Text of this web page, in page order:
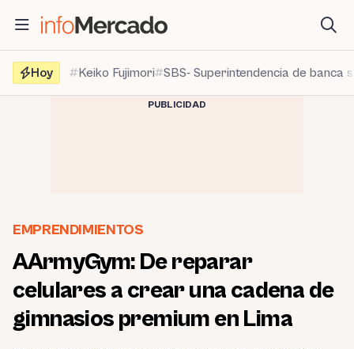
contenido
Hoy
Keiko Fujimori SBS- Superintendencia de banca
PUBLICIDAD
EMPRENDIMIENTOS
AArmyGym: De reparar
celulares a crear una cadena de
gimnasios premium en Lima